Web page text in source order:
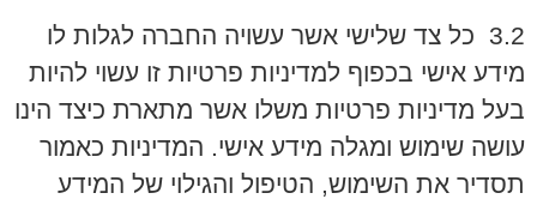
3.2 כל צד שלישי אשר עשויה החברה לגלות לו
מידע אישי בכפוף למדיניות פרטיות זו עשוי להיות
בעל מדיניות פרטיות משלו אשר מתארת כיצד הינו
עושה שימוש ומגלה מידע אישי. המדיניות כאמור
תסדיר את השימוש, הטיפול והגילוי של המידע